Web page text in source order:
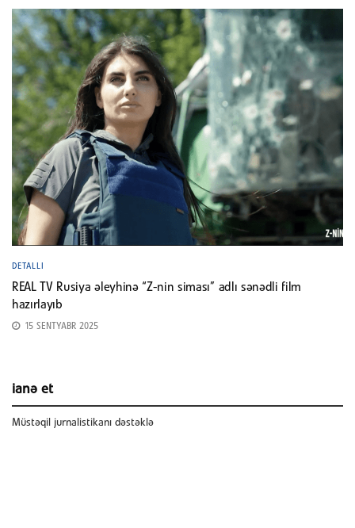
DETALLI
REAL TV Rusiya əleyhinə “Z-nin siması” adlı sənədli film
hazırlayıb
15 SENTYABR 2025
ianə et
Müstəqil jurnalistikanı dəstəklə